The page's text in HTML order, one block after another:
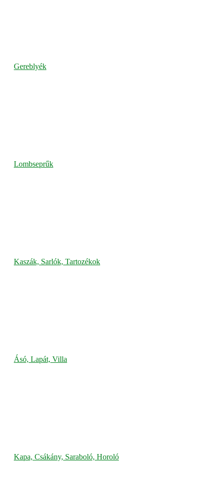
Gereblyék
Lombseprűk
Kaszák, Sarlók, Tartozékok
Ásó, Lapát, Villa
Kapa, Csákány, Saraboló, Horoló